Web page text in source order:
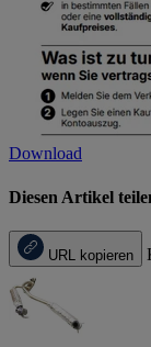
Download
Diesen Artikel
URL kopieren